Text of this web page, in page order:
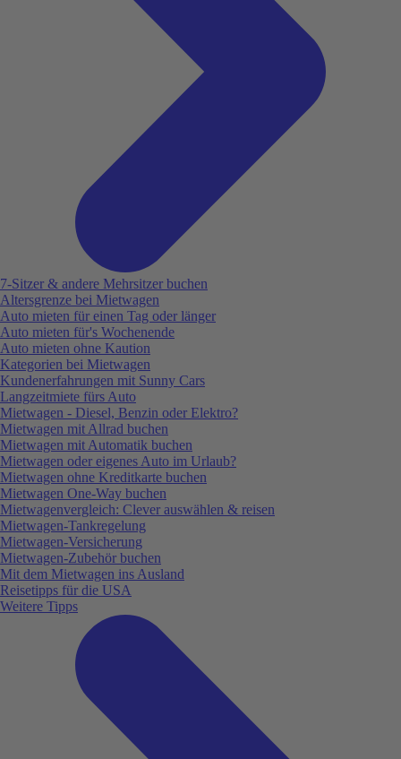
7-Sitzer & andere Mehrsitzer buchen
Altersgrenze bei Mietwagen
Auto mieten für einen Tag oder länger
Auto mieten für's Wochenende
Auto mieten ohne Kaution
Kategorien bei Mietwagen
Kundenerfahrungen mit Sunny Cars
Langzeitmiete fürs Auto
Mietwagen - Diesel, Benzin oder Elektro?
Mietwagen mit Allrad buchen
Mietwagen mit Automatik buchen
Mietwagen oder eigenes Auto im Urlaub?
Mietwagen ohne Kreditkarte buchen
Mietwagen One-Way buchen
Mietwagenvergleich: Clever auswählen & reisen
Mietwagen-Tankregelung
Mietwagen-Versicherung
Mietwagen-Zubehör buchen
Mit dem Mietwagen ins Ausland
Reisetipps für die USA
Weitere Tipps